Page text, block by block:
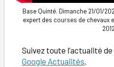
Base Quinté. Dimanche 21/01/
expert des courses de chevaux
Suivez toute l’actualité
Google Actualités.